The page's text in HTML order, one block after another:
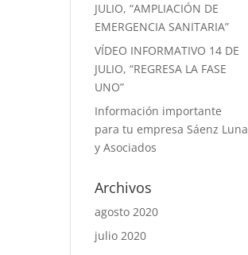
JULIO, “AMPLIACIÓN DE
EMERGENCIA SANITARIA”
VÍDEO INFORMATIVO 14 DE
JULIO, “REGRESA LA FASE
UNO”
Información importante
para tu empresa Sáenz Luna
y Asociados
Archivos
agosto 2020
julio 2020